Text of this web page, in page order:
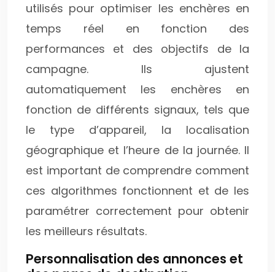
utilisés pour optimiser les enchères en
temps réel en fonction des
performances et des objectifs de la
campagne. Ils ajustent
automatiquement les enchères en
fonction de différents signaux, tels que
le type d’appareil, la localisation
géographique et l’heure de la journée. Il
est important de comprendre comment
ces algorithmes fonctionnent et de les
paramétrer correctement pour obtenir
les meilleurs résultats.
Personnalisation des annonces et